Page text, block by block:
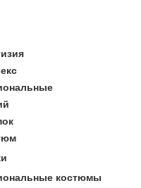
костюмы